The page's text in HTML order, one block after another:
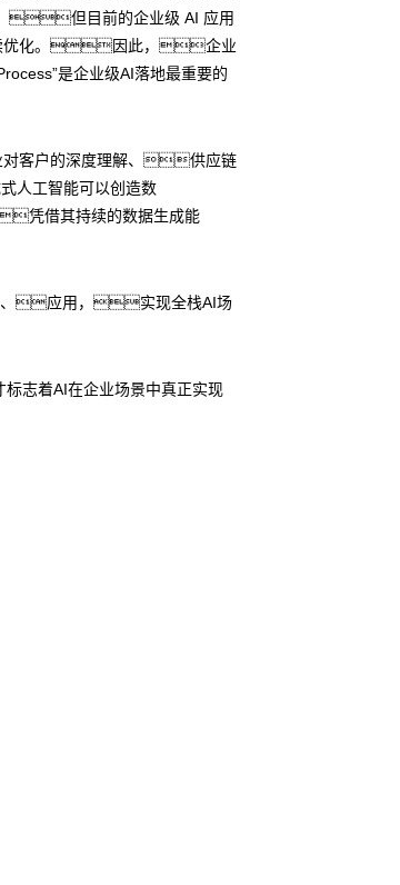
但目前的企业级 AI 应用
续优化。因此，企业
是企业级AI落地最重要的
客户的深度理解、供应链
人工智能可以创造数
凭借其持续的数据生成能
、应用，实现全栈AI场
志着AI在企业场景中真正实现